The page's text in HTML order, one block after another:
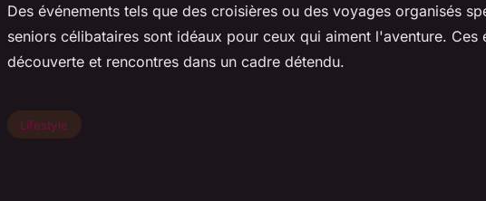
Des événements tels que des croisières ou des voyages organisés
seniors célibataires sont idéaux pour ceux qui aiment l'aventure. Ces
découverte et rencontres dans un cadre détendu.
Lifestyle